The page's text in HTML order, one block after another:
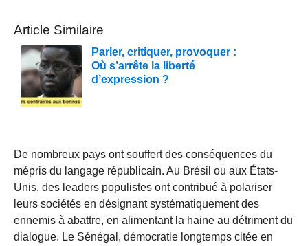
Article Similaire
Parler, critiquer, provoquer :
Où s’arrête la liberté
d’expression ?
De nombreux pays ont souffert des conséquences du
mépris du langage républicain. Au Brésil ou aux États-
Unis, des leaders populistes ont contribué à polariser
leurs sociétés en désignant systématiquement des
ennemis à abattre, en alimentant la haine au détriment du
dialogue. Le Sénégal, démocratie longtemps citée en